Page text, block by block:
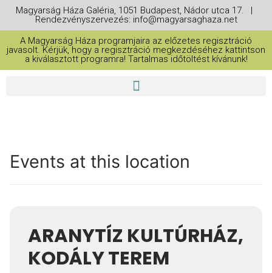
Magyarság Háza Galéria, 1051 Budapest, Nádor utca 17. |
Rendezvényszervezés: info@magyarsaghaza.net
A Magyarság Háza programjaira az előzetes regisztráció
javasolt. Kérjük, hogy a regisztráció megkezdéséhez kattintson
a kiválasztott programra! Tartalmas időtöltést kívánunk!
Events at this location
ARANYTÍZ KULTÚRHÁZ,
KODÁLY TEREM